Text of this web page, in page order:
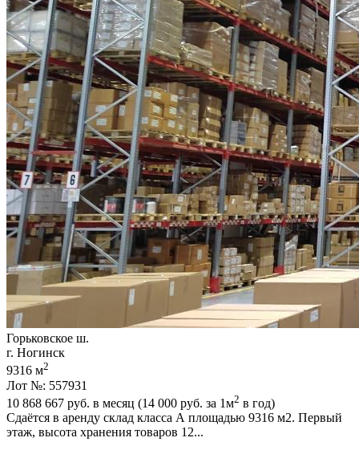
Горьковское ш.
г. Ногинск
9316 м2
Лот №: 557931
10 868 667 руб. в месяц (14 000 руб. за 1м2 в год)
Сдаётся в аренду склад класса А площадью 9316 м2. Первый
этаж,­ высота хранения товаров 12...